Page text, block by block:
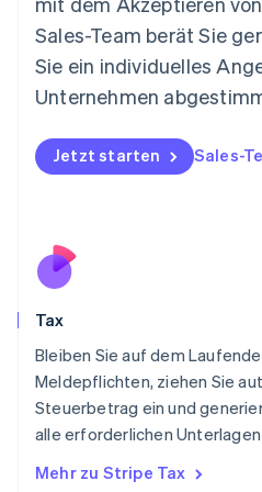
Sales-Team berät Sie
Sie ein individuelles
Unternehmen
Jetzt starten Sales-
Tax
Bleiben Sie auf dem
Meldepflichten, ziehen Sie
Steuerbetrag ein und
alle erforderlichen
Mehr zu Stripe Tax
Español English
Neuseeland
English
NederlandsEnglish
English
Österreich
Portugal
Português
Schweden
Schweiz
DeutschFrançaisItalianoEnglish
Singapur
Slowakei